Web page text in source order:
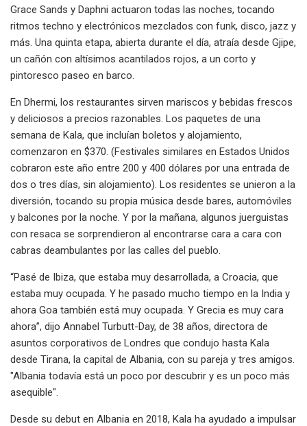
Grace Sands y Daphni actuaron todas las noches, tocando
ritmos techno y electrónicos mezclados con funk, disco, jazz y
más. Una quinta etapa, abierta durante el día, atraía desde Gjipe,
un cañón con altísimos acantilados rojos, a un corto y
pintoresco paseo en barco.
En Dhermi, los restaurantes sirven mariscos y bebidas frescos
y deliciosos a precios razonables. Los paquetes de una
semana de Kala, que incluían boletos y alojamiento,
comenzaron en $370. (Festivales similares en Estados Unidos
cobraron este año entre 200 y 400 dólares por una entrada de
dos o tres días, sin alojamiento). Los residentes se unieron a la
diversión, tocando su propia música desde bares, automóviles
y balcones por la noche. Y por la mañana, algunos juerguistas
con resaca se sorprendieron al encontrarse cara a cara con
cabras deambulantes por las calles del pueblo.
“Pasé de Ibiza, que estaba muy desarrollada, a Croacia, que
estaba muy ocupada. Y he pasado mucho tiempo en la India y
ahora Goa también está muy ocupada. Y Grecia es muy cara
ahora”, dijo Annabel Turbutt-Day, de 38 años, directora de
asuntos corporativos de Londres que condujo hasta Kala
desde Tirana, la capital de Albania, con su pareja y tres amigos.
"Albania todavía está un poco por descubrir y es un poco más
asequible".
Desde su debut en Albania en 2018, Kala ha ayudado a impulsar